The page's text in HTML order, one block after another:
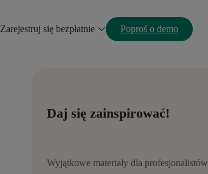
Zarejestruj się bezpłatnie Poproś o demo
Daj się zainspirować!
Wyjątkowe materiały dla profesjonalistów